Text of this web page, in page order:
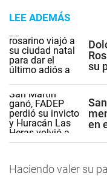
LEE ADEMÁS
su
en
Haciendo valer su